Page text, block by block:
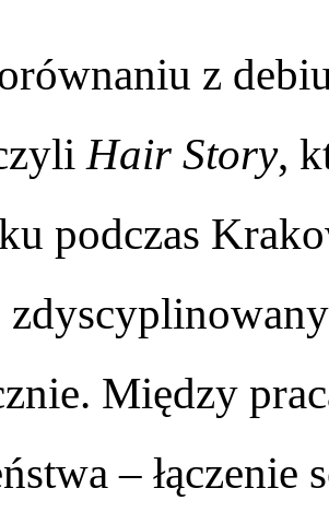
z
Hair Story,
podczas
Między
– łączenie